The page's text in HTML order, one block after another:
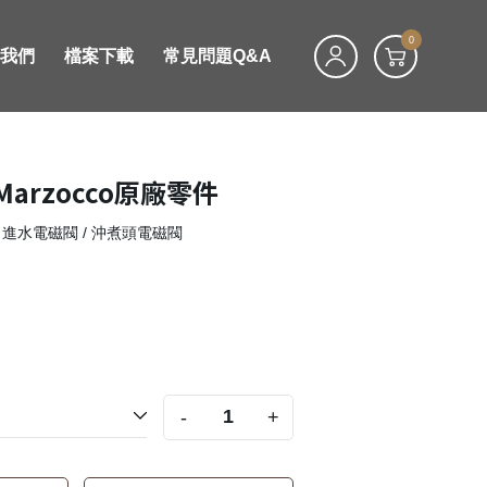
0
們 檔案下載 常見問題Q&A
原廠零件
水電磁閥 / 沖煮頭電磁閥
- +